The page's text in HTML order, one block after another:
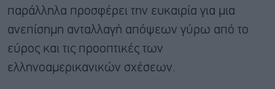
παράλληλα προσφέρει την ευκαιρία για μια
ανεπίσημη ανταλλαγή απόψεων γύρω από το
εύρος και τις προοπτικές των
ελληνοαμερικανικών σχέσεων.